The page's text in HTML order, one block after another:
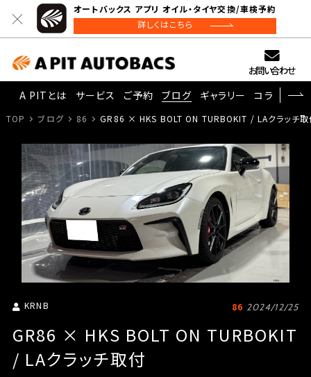
オートバックス アプリ オイル・タイヤ交換/車検予約
詳しくはこちら
お問い合わせ
A PITとは
サービス ご予約 ブログ ギャラリー コラム
TOP ブログ 86 GR86 × HKS BOLT ON TURBOKIT / LAクラッチ取
KRNB 86 2024/12/25
GR86 × HKS BOLT ON TURBOKIT
/ LAクラッチ取付